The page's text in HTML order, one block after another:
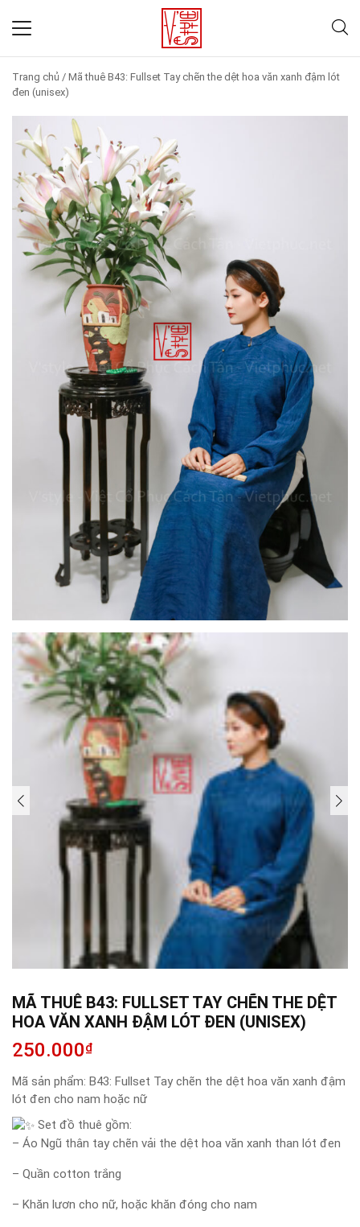
Trang chủ / Mã thuê B43: Fullset Tay chẽn the dệt hoa văn xanh đậm lót
đen (unisex)
MÃ THUÊ B43: FULLSET TAY CHẼN THE DỆT
HOA VĂN XANH ĐẬM LÓT ĐEN (UNISEX)
250.000₫
Mã sản phẩm: B43: Fullset Tay chẽn the dệt hoa văn xanh đậm
lót đen cho nam hoặc nữ
Set đồ thuê gồm:
– Áo Ngũ thân tay chẽn vải the dệt hoa văn xanh than lót đen
– Quần cotton trắng
– Khăn lươn cho nữ, hoặc khăn đóng cho nam